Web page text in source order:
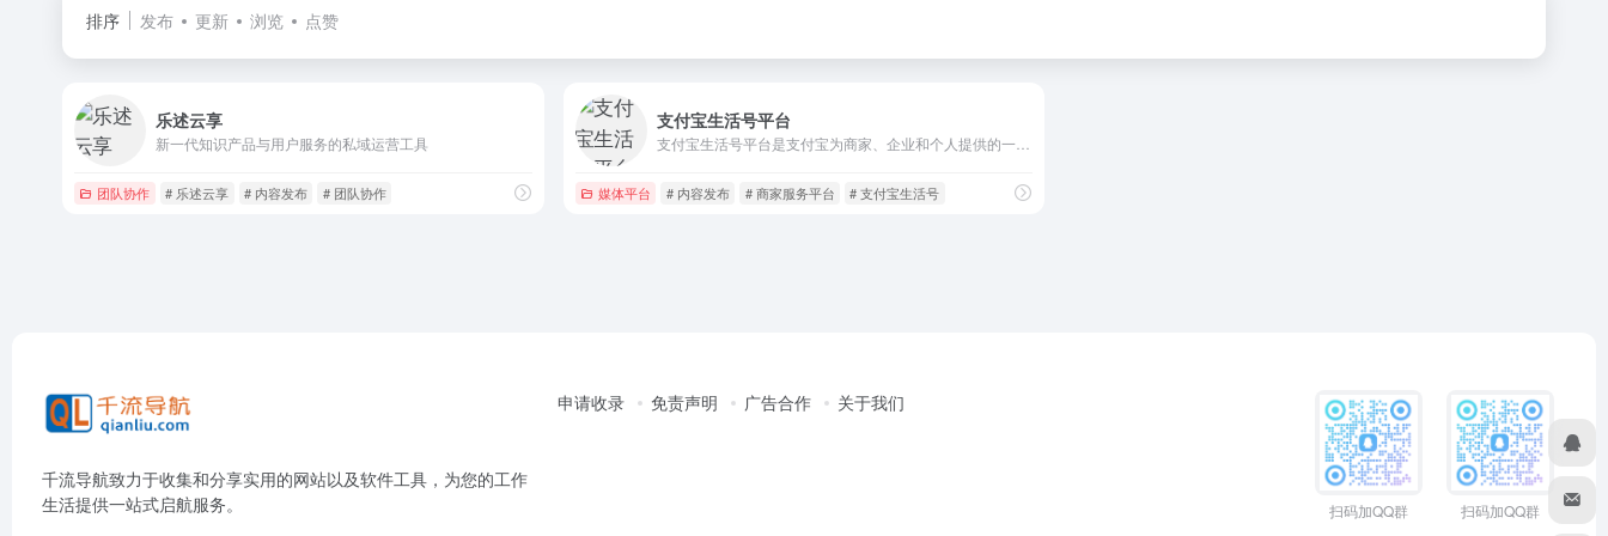
排序 发布 更新 浏览 点赞
乐述云享
新一代知识产品与用户服务的私域运营工具
团队协作 # 乐述云享 # 内容发布 # 团队协作
支付宝生活号平台
支付宝生活号平台是支付宝为商家、企业和个人提供的一种内容营销和服务互动的工具，旨在帮助用户与商家之间建立更紧密的联系。
媒体平台 # 内容发布 # 商家服务平台 # 支付宝生活号
千流导航致力于收集和分享实用的网站以及软件工具，为您的工作
生活提供一站式启航服务。
申请收录 免责声明 广告合作 关于我们
扫码加QQ群 扫码加QQ群